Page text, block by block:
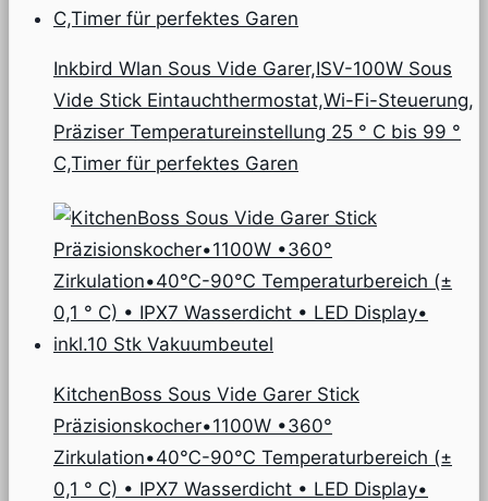
Inkbird Wlan Sous Vide Garer,ISV-100W Sous
Vide Stick Eintauchthermostat,Wi-Fi-Steuerung,
Präziser Temperatureinstellung 25 ° C bis 99 °
C,Timer für perfektes Garen
KitchenBoss Sous Vide Garer Stick
Präzisionskocher•1100W •360°
Zirkulation•40℃-90℃ Temperaturbereich (±
0,1 ° C) • IPX7 Wasserdicht • LED Display•